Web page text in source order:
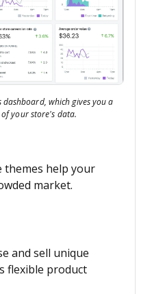
dashboard, which gives you a
your store’s data.
themes help your
market.
and sell unique
flexible product